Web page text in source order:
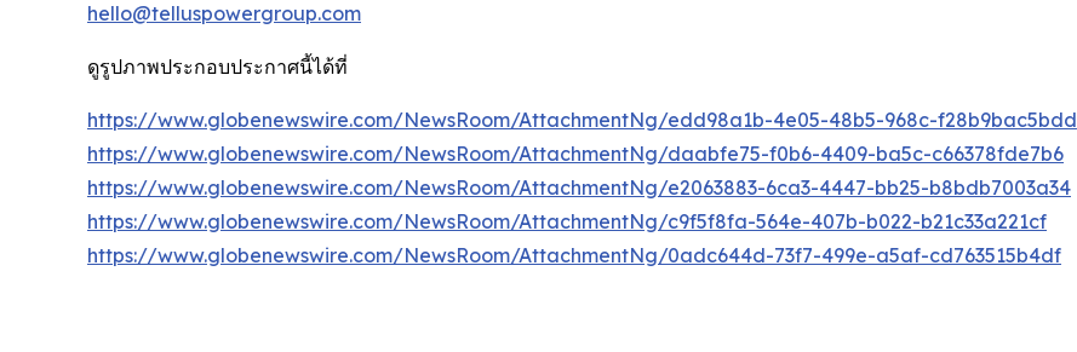
hello@telluspowergroup.com
ดูรูปภาพประกอบประกาศนี้ได้ที่
https://www.globenewswire.com/NewsRoom/AttachmentNg/edd98a1b-4e05-48b5-968c-f28b9bac5bdd
https://www.globenewswire.com/NewsRoom/AttachmentNg/daabfe75-f0b6-4409-ba5c-c66378fde7b6
https://www.globenewswire.com/NewsRoom/AttachmentNg/e2063883-6ca3-4447-bb25-b8bdb7003a34
https://www.globenewswire.com/NewsRoom/AttachmentNg/c9f5f8fa-564e-407b-b022-b21c33a221cf
https://www.globenewswire.com/NewsRoom/AttachmentNg/0adc644d-73f7-499e-a5af-cd763515b4df